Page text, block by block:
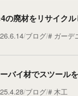
の廃材をリサイク
ブログ ガーデ
バイ材でスツール
ブログ 木工